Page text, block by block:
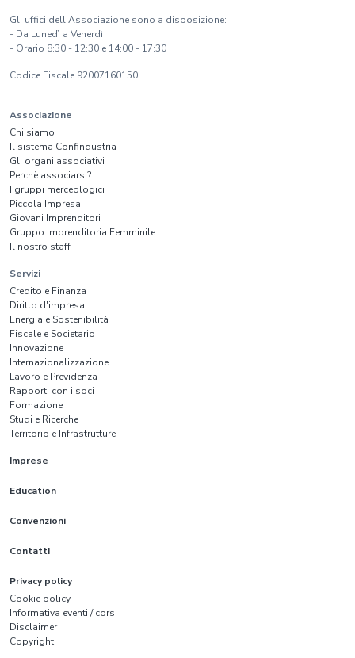
Gli uffici dell'Associazione sono a disposizione:
- Da Lunedì a Venerdì
- Orario 8:30 - 12:30 e 14:00 - 17:30
Codice Fiscale 92007160150
Associazione
Chi siamo
Il sistema Confindustria
Gli organi associativi
Perchè associarsi?
I gruppi merceologici
Piccola Impresa
Giovani Imprenditori
Gruppo Imprenditoria Femminile
Il nostro staff
Servizi
Credito e Finanza
Diritto d'impresa
Energia e Sostenibilità
Fiscale e Societario
Innovazione
Internazionalizzazione
Lavoro e Previdenza
Rapporti con i soci
Formazione
Studi e Ricerche
Territorio e Infrastrutture
Imprese
Education
Convenzioni
Contatti
Privacy policy
Cookie policy
Informativa eventi / corsi
Disclaimer
Copyright